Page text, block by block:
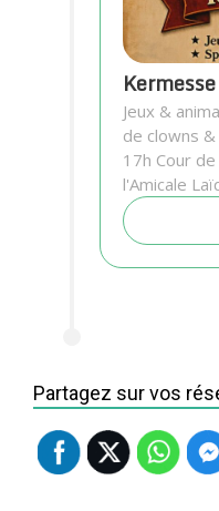
Jeux &
de clowns
17h Cour
l'Amicale
Partagez sur vos